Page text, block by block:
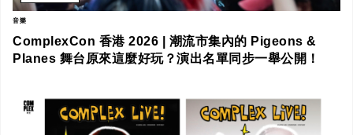
音樂
ComplexCon 香港 2026 | 潮流市集內的 Pigeons &
Planes 舞台原來這麼好玩？演出名單同步一舉公開！